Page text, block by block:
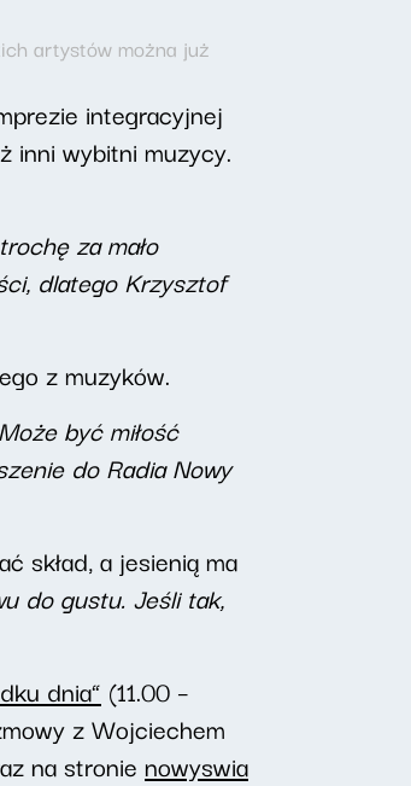
artystów można już
integracyjnej
inni wybitni muzycy.
za mało
dlatego Krzysztof
z muzyków.
być miłość
do Radia Nowy
skład, a jesienią ma
do gustu. Jeśli tak,
dnia” (11.00 –
z Wojciechem
na stronie nowyswia